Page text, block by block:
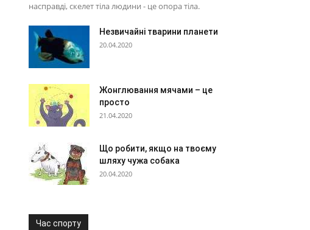
насправді, скелет тіла людини - це опора тіла.
Незвичайні тварини планети
20.04.2020
Жонглювання мячами – це
просто
21.04.2020
Що робити, якщо на твоєму
шляху чужа собака
20.04.2020
Час спорту